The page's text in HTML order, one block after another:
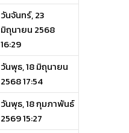
วันจันทร์, 23
มิถุนายน 2568
16:29
วันพุธ, 18 มิถุนายน
2568 17:54
วันพุธ, 18 กุมภาพันธ์
2569 15:27